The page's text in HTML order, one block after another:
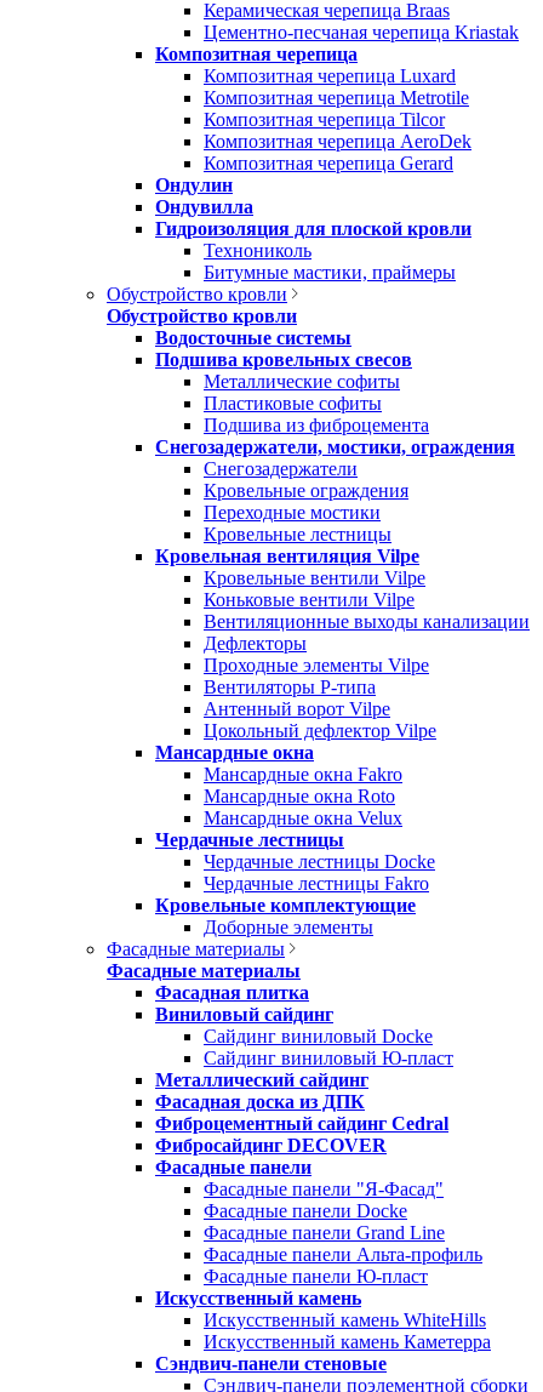
Керамическая черепица Braas
Цементно-песчаная черепица Kriastak
Композитная черепица
Композитная черепица Luxard
Композитная черепица Metrotile
Композитная черепица Tilcor
Композитная черепица AeroDek
Композитная черепица Gerard
Ондулин
Ондувилла
Гидроизоляция для плоской кровли
Технониколь
Битумные мастики, праймеры
Обустройство кровли
Обустройство кровли
Водосточные системы
Подшива кровельных свесов
Металлические софиты
Пластиковые софиты
Подшива из фиброцемента
Снегозадержатели, мостики, ограждения
Снегозадержатели
Кровельные ограждения
Переходные мостики
Кровельные лестницы
Кровельная вентиляция Vilpe
Кровельные вентили Vilpe
Коньковые вентили Vilpe
Вентиляционные выходы канализации
Дефлекторы
Проходные элементы Vilpe
Вентиляторы P-типа
Антенный ворот Vilpe
Цокольный дефлектор Vilpe
Мансардные окна
Мансардные окна Fakro
Мансардные окна Roto
Мансардные окна Velux
Чердачные лестницы
Чердачные лестницы Docke
Чердачные лестницы Fakro
Кровельные комплектующие
Доборные элементы
Фасадные материалы
Фасадные материалы
Фасадная плитка
Виниловый сайдинг
Сайдинг виниловый Docke
Сайдинг виниловый Ю-пласт
Металлический сайдинг
Фасадная доска из ДПК
Фиброцементный сайдинг Cedral
Фибросайдинг DECOVER
Фасадные панели
Фасадные панели "Я-Фасад"
Фасадные панели Docke
Фасадные панели Grand Line
Фасадные панели Альта-профиль
Фасадные панели Ю-пласт
Искусственный камень
Искусственный камень WhiteHills
Искусственный камень Каметерра
Сэндвич-панели стеновые
Сэндвич-панели поэлементной сборки